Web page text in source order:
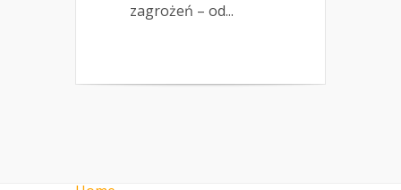
zagrożeń – od...